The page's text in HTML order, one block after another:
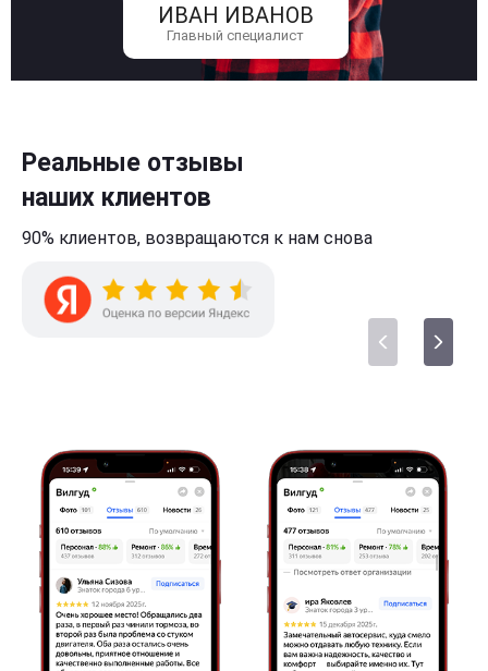
ИВАН ИВАНОВ
Главный специалист
Реальные отзывы
наших клиентов
90% клиентов, возвращаются к нам снова